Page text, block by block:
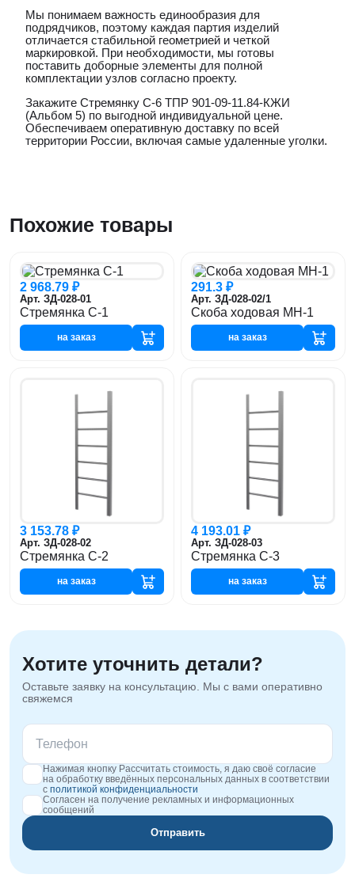
Мы понимаем важность единообразия для
подрядчиков, поэтому каждая партия изделий
отличается стабильной геометрией и четкой
маркировкой. При необходимости, мы готовы
поставить доборные элементы для полной
комплектации узлов согласно проекту.
Закажите Стремянку С-6 ТПР 901-09-11.84-КЖИ
(Альбом 5) по выгодной индивидуальной цене.
Обеспечиваем оперативную доставку по всей
территории России, включая самые удаленные уголки.
Похожие товары
2 968.79 ₽
Арт. ЗД-028-01
Стремянка С-1
на заказ
291.3 ₽
Арт. ЗД-028-02/1
Скоба ходовая МН-1
на заказ
3 153.78 ₽
Арт. ЗД-028-02
Стремянка С-2
на заказ
4 193.01 ₽
Арт. ЗД-028-03
Стремянка С-3
на заказ
Хотите уточнить детали?
Оставьте заявку на консультацию. Мы с вами оперативно
свяжемся
Нажимая кнопку Рассчитать стоимость, я даю своё согласие
на обработку введённых персональных данных в соответствии
с политикой конфиденциальности
Согласен на получение рекламных и информационных
сообщений
Отправить